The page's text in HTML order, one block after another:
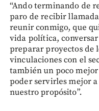
“Ando terminando de
paro de recibir
reunir conmigo, que
vida política,
preparar proyectos de
vinculaciones con el
también un poco
poder servirles mejor
nuestro propósito”.